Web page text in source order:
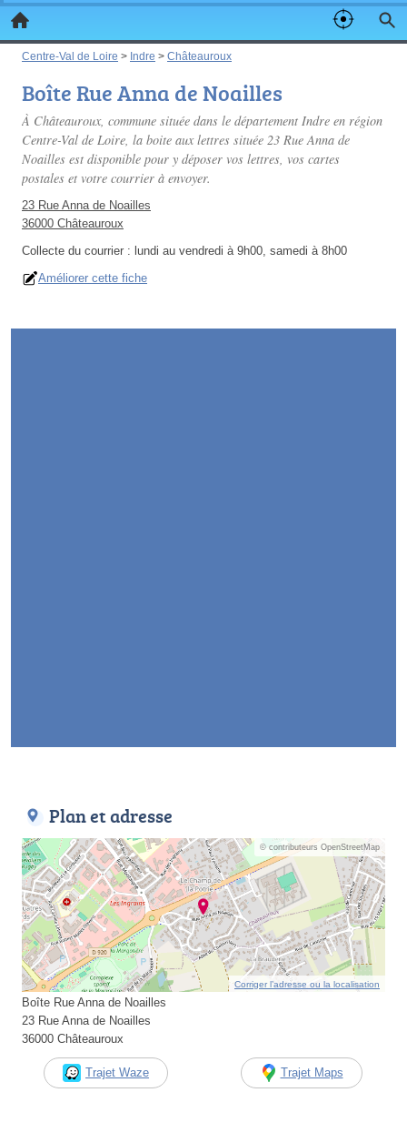
Centre-Val de Loire > Indre > Châteauroux
Boîte Rue Anna de Noailles
À Châteauroux, commune située dans le département Indre en région
Centre-Val de Loire, la boite aux lettres située 23 Rue Anna de
Noailles est disponible pour y déposer vos lettres, vos cartes
postales et votre courrier à envoyer.
23 Rue Anna de Noailles
36000 Châteauroux
Collecte du courrier : lundi au vendredi à 9h00, samedi à 8h00
Améliorer cette fiche
Plan et adresse
© contributeurs OpenStreetMap
Corriger l’adresse ou la localisation
Boîte Rue Anna de Noailles
23 Rue Anna de Noailles
36000 Châteauroux
Trajet Waze Trajet Maps